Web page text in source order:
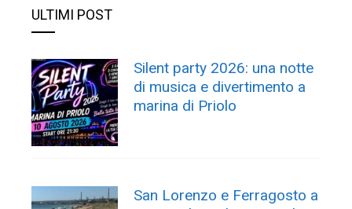
ULTIMI POST
Silent party 2026: una notte
di musica e divertimento a
marina di Priolo
San Lorenzo e Ferragosto a